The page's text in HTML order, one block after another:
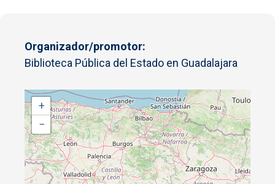
Organizador/promotor
Biblioteca Pública del Estado en Guadalajara
+
−